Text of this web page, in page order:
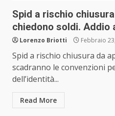
Spid a rischio
chiedono soldi. Addio
Lorenzo Briotti Febbraio
Spid a rischio chiusura da
scadranno le convenzioni
dell’identità...
Read More